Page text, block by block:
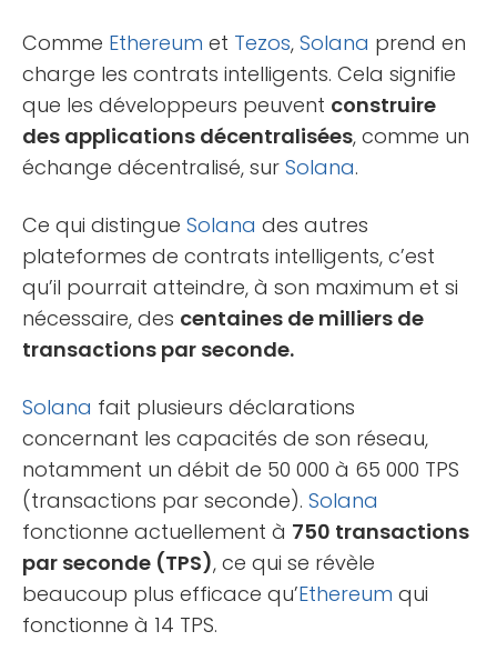
Comme Ethereum et Tezos, Solana prend en
charge les contrats intelligents. Cela signifie
que les développeurs peuvent construire
des applications décentralisées, comme un
échange décentralisé, sur Solana.
Ce qui distingue Solana des autres
plateformes de contrats intelligents, c’est
qu’il pourrait atteindre, à son maximum et si
nécessaire, des centaines de milliers de
transactions par seconde.
Solana fait plusieurs déclarations
concernant les capacités de son réseau,
notamment un débit de 50 000 à 65 000 TPS
(transactions par seconde). Solana
fonctionne actuellement à 750 transactions
par seconde (TPS), ce qui se révèle
beaucoup plus efficace qu’Ethereum qui
fonctionne à 14 TPS.